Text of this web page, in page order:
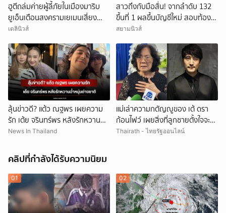
ฮูตีถล่มค่ายผู้ลี้ภัยในเมืองมาริบ
ยูเอ็นเตือนสงครามเยเมนเสี่ยง
ขยายวง
เดลินิวส์
สาวถึงกับมือสั่น! จากลำดับ 132
ขึ้นที่ 1 ผลขึ้นบัญชีใหม่ สอบท้อง
ถิ่น
สยามนิวส์
ลุ้นข่าวดี? แต้ว ณฐพร เผยความ
รัก เต้ย จรินทร์พร หลังรักหวานฉ่ำ
หนุ่มต่างชาติ
News In Thailand
แม่เล่าความกตัญญูของ เต้ ดรา
ก้อนไฟว์ เผยสิ่งที่ลูกชายตั้งใจจะทำ
แต่ต้องมาจากไปก่อน
Thairath - ไทยรัฐออนไลน์
คลิปที่กำลังได้รับความนิยม
01 02